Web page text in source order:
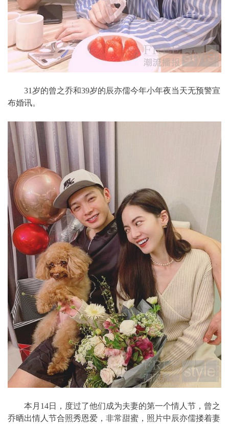
31岁的曾之乔和39岁的辰亦儒今年小年夜当天无预警宣
布婚讯。
本月14日，度过了他们成为夫妻的第一个情人节，曾之
乔晒出情人节合照秀恩爱，非常甜蜜，照片中辰亦儒搂着妻